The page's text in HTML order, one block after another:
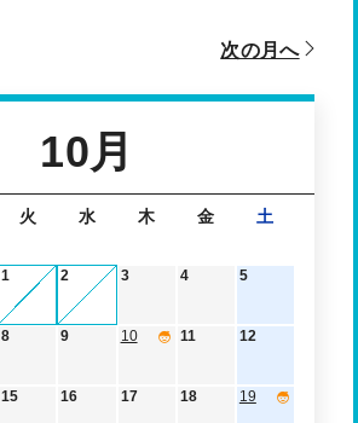
次の月へ
10月
火 水 木 金 土
1 2 3 4 5
8 9 10 11 12
15 16 17 18 19